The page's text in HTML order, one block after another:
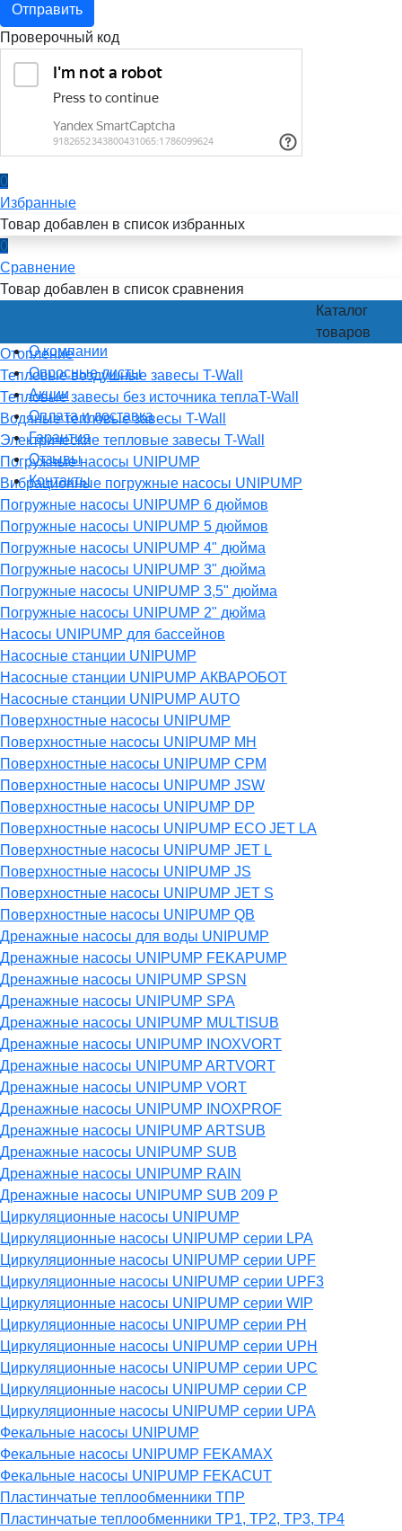
Отправить
Проверочный код
0
Избранные
Товар добавлен в список избранных
0
Сравнение
Товар добавлен в список сравнения
О компании
Опросные листы
Акции
Оплата и доставка
Гарантия
Отзывы
Контакты
Каталог
товаров
Отопление
Тепловые воздушные завесы T-Wall
Тепловые завесы без источника теплаT-Wall
Водяные тепловые завесы T-Wall
Электрические тепловые завесы T-Wall
Погружные насосы UNIPUMP
Вибрационные погружные насосы UNIPUMP
Погружные насосы UNIPUMP 6 дюймов
Погружные насосы UNIPUMP 5 дюймов
Погружные насосы UNIPUMP 4" дюйма
Погружные насосы UNIPUMP 3" дюйма
Погружные насосы UNIPUMP 3,5" дюйма
Погружные насосы UNIPUMP 2" дюйма
Насосы UNIPUMP для бассейнов
Насосные станции UNIPUMP
Насосные станции UNIPUMP АКВАРОБОТ
Насосные станции UNIPUMP AUTO
Поверхностные насосы UNIPUMP
Поверхностные насосы UNIPUMP MH
Поверхностные насосы UNIPUMP CPM
Поверхностные насосы UNIPUMP JSW
Поверхностные насосы UNIPUMP DP
Поверхностные насосы UNIPUMP ECO JET LA
Поверхностные насосы UNIPUMP JET L
Поверхностные насосы UNIPUMP JS
Поверхностные насосы UNIPUMP JET S
Поверхностные насосы UNIPUMP QB
Дренажные насосы для воды UNIPUMP
Дренажные насосы UNIPUMP FEKAPUMP
Дренажные насосы UNIPUMP SPSN
Дренажные насосы UNIPUMP SPA
Дренажные насосы UNIPUMP MULTISUB
Дренажные насосы UNIPUMP INOXVORT
Дренажные насосы UNIPUMP ARTVORT
Дренажные насосы UNIPUMP VORT
Дренажные насосы UNIPUMP INOXPROF
Дренажные насосы UNIPUMP ARTSUB
Дренажные насосы UNIPUMP SUB
Дренажные насосы UNIPUMP RAIN
Дренажные насосы UNIPUMP SUB 209 P
Циркуляционные насосы UNIPUMP
Циркуляционные насосы UNIPUMP серии LPA
Циркуляционные насосы UNIPUMP серии UPF
Циркуляционные насосы UNIPUMP серии UPF3
Циркуляционные насосы UNIPUMP серии WIP
Циркуляционные насосы UNIPUMP серии PH
Циркуляционные насосы UNIPUMP серии UPH
Циркуляционные насосы UNIPUMP серии UPC
Циркуляционные насосы UNIPUMP серии CP
Циркуляционные насосы UNIPUMP серии UPA
Фекальные насосы UNIPUMP
Фекальные насосы UNIPUMP FEKAMAX
Фекальные насосы UNIPUMP FEKACUT
Пластинчатые теплообменники ТПР
Пластинчатые теплообменники ТР1, ТР2, ТР3, ТР4